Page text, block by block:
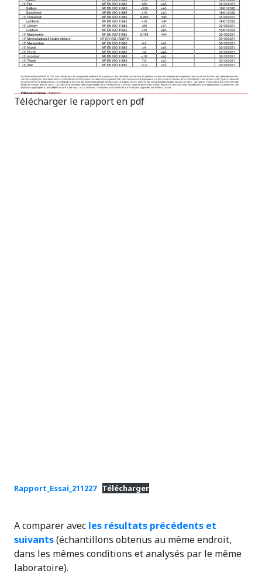
Télécharger le rapport en pdf
Rapport_Essai_211227 Télécharger
A comparer avec les résultats précédents et
suivants(échantillons obtenus au même endroit,
dans les mêmes conditions et analysés par le même
laboratoire).